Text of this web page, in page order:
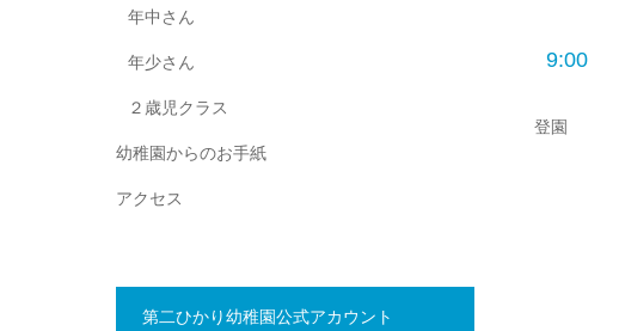
9:00
登園
年中さん
年少さん
２歳児クラス
幼稚園からのお手紙
アクセス
第二ひかり幼稚園公式アカウント